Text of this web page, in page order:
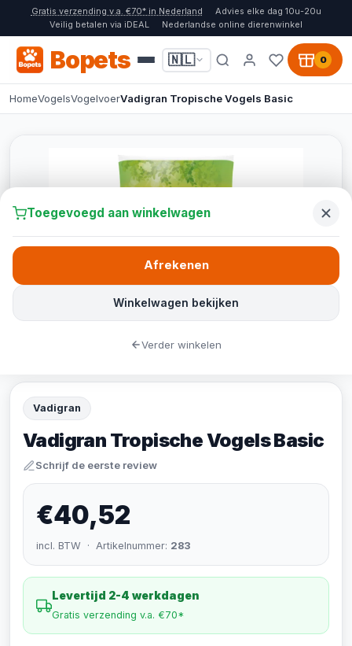
Gratis verzending v.a. €70* in Nederland
Advies elke dag 10u-20u
Veilig betalen via iDEAL
Nederlandse online dierenwinkel
Bopets 🇳🇱 0
HomeVogelsVogelvoerVadigran Tropische Vogels Basic
Vadigran
Vadigran Tropische Vogels Basic
Schrijf de eerste review
€40,52
incl. BTW · Artikelnummer: 283
Levertijd 2-4 werkdagen
Gratis verzending v.a. €70*
Toegevoegd aan winkelwagen
Winkelwagen bekijken
Afrekenen
Verder winkelen